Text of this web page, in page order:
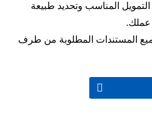
المناسب وتحديد طبيعة
عملك.
المستندات المطلوبة من طرف